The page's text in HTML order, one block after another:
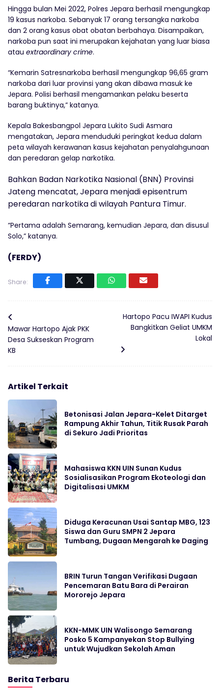
Hingga bulan Mei 2022, Polres Jepara berhasil mengungkap
19 kasus narkoba. Sebanyak 17 orang tersangka narkoba
dan 2 orang kasus obat obatan berbahaya. Disampaikan,
narkoba pun saat ini merupakan kejahatan yang luar biasa
atau extraordinary crime.
“Kemarin Satresnarkoba berhasil mengungkap 96,65 gram
narkoba dari luar provinsi yang akan dibawa masuk ke
Jepara. Polisi berhasil mengamankan pelaku beserta
barang buktinya,” katanya.
Kepala Bakesbangpol Jepara Lukito Sudi Asmara
mengatakan, Jepara menduduki peringkat kedua dalam
peta wilayah kerawanan kasus kejahatan penyalahgunaan
dan peredaran gelap narkotika.
Bahkan Badan Narkotika Nasional (BNN) Provinsi
Jateng mencatat, Jepara menjadi episentrum
peredaran narkotika di wilayah Pantura Timur.
“Pertama adalah Semarang, kemudian Jepara, dan disusul
Solo,” katanya.
(FERDY)
Share:
Mawar Hartopo Ajak PKK
Desa Sukseskan Program
KB
Hartopo Pacu IWAPI Kudus
Bangkitkan Geliat UMKM
Lokal
Artikel Terkait
Betonisasi Jalan Jepara-Kelet Ditarget
Rampung Akhir Tahun, Titik Rusak Parah
di Sekuro Jadi Prioritas
Mahasiswa KKN UIN Sunan Kudus
Sosialisasikan Program Ekoteologi dan
Digitalisasi UMKM
Diduga Keracunan Usai Santap MBG, 123
Siswa dan Guru SMPN 2 Jepara
Tumbang, Dugaan Mengarah ke Daging
BRIN Turun Tangan Verifikasi Dugaan
Pencemaran Batu Bara di Perairan
Mororejo Jepara
KKN-MMK UIN Walisongo Semarang
Posko 5 Kampanyekan Stop Bullying
untuk Wujudkan Sekolah Aman
Berita Terbaru